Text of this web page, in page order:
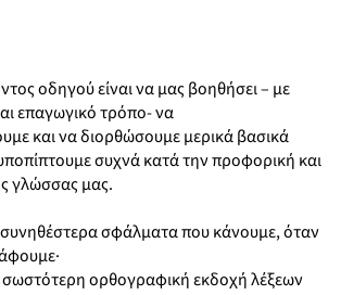
οδηγού είναι να μας βοηθήσει – με
επαγωγικό τρόπο- να
και να διορθώσουμε μερικά βασικά
συχνά κατά την προφορική και
γλώσσας μας.
συνηθέστερα σφάλματα που κάνουμε, όταν
σωστότερη ορθογραφική εκδοχή λέξεων